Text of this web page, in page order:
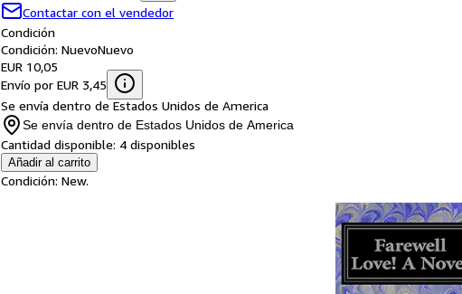
Contactar con el vendedor
Condición
Condición: NuevoNuevo
EUR 10,05
Envío por EUR 3,45
Se envía dentro de Estados Unidos de America
Se envía dentro de Estados Unidos de America
Cantidad disponible: 4 disponibles
Añadir al carrito
Condición: New.